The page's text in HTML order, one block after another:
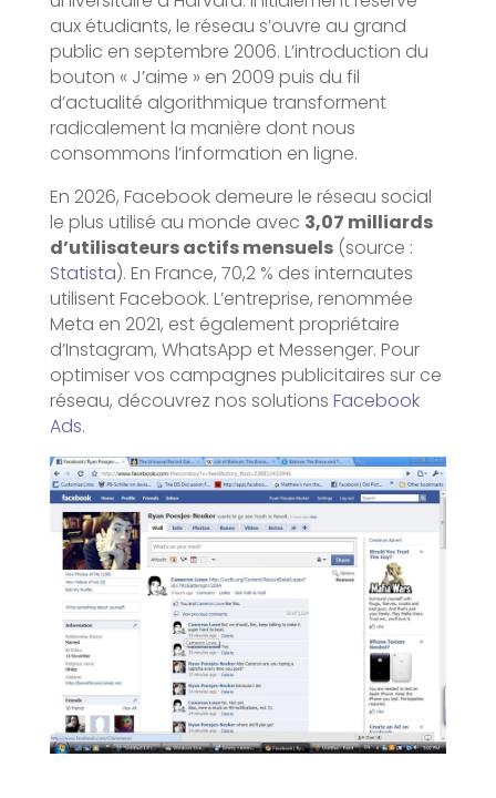
aux étudiants, le réseau s’ouvre au grand
public en septembre 2006. L’introduction du
bouton « J’aime » en 2009 puis du fil
d’actualité algorithmique transforment
radicalement la manière dont nous
consommons l’information en ligne.
En 2026, Facebook demeure le réseau social
le plus utilisé au monde avec 3,07 milliards
d’utilisateurs actifs mensuels(source :
Statista). En France, 70,2 % des internautes
utilisent Facebook. L’entreprise, renommée
Meta en 2021, est également propriétaire
d’Instagram, WhatsApp et Messenger. Pour
optimiser vos campagnes publicitaires sur ce
réseau, découvrez nos solutions Facebook
Ads.